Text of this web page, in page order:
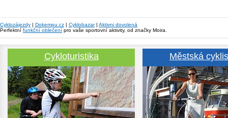
Cyklozájezdy | Dokempu.cz | Cyklobazar| Aktivni dovolená
Perfektní funkční oblečení pro vaše sportovní aktivity, od značky Moira.
Cykloturistika Městská